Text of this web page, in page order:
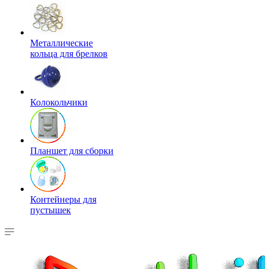
Металлические
кольца для брелков
Колокольчики
Планшет для сборки
Контейнеры для
пустышек